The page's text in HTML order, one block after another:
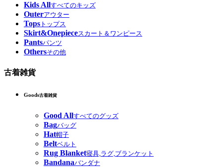
Kids Allすべてのキッズ
Outerアウター
Tops トップス
Skirt&Onepieceスカート＆ワンピース
Pantsパンツ
Othersその他
古着雑貨
Goods古着雑貨
Good Allすべてのグッズ
Bagバッグ
Hat帽子
Beltベルト
Rug Blanket寝具,ラグ,ブランケット
Bandanaバンダナ